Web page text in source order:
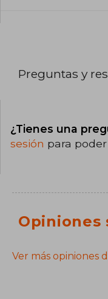
Preguntas y
¿Tienes una
sesión para
Opiniones
Ver más opiniones